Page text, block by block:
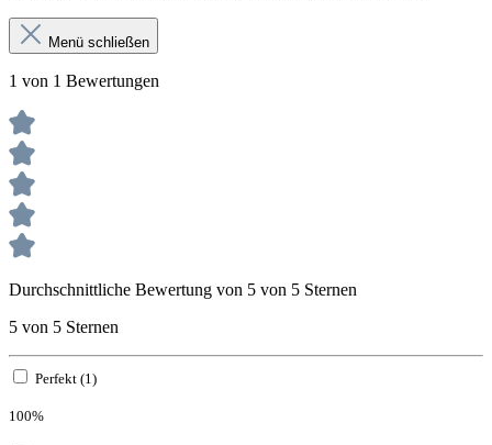
Menü schließen
1 von 1 Bewertungen
Durchschnittliche Bewertung von 5 von 5 Sternen
5 von 5 Sternen
Perfekt (1)
100%